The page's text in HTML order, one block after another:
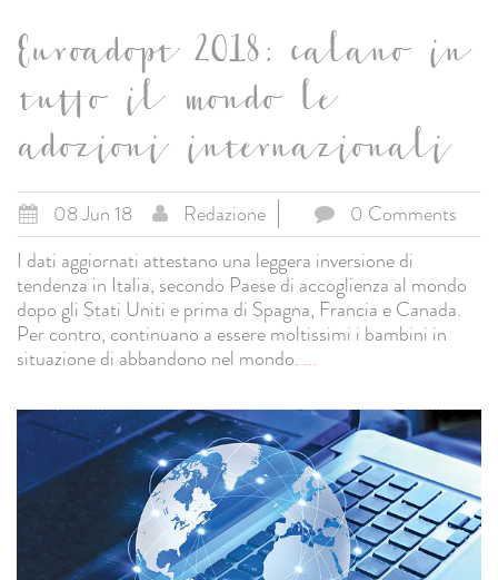
Euroadopt 2018: calano in
tutto il mondo le
adozioni internazionali
08 Jun 18 Redazione
0 Comments
I dati aggiornati attestano una leggera inversione di
tendenza in Italia, secondo Paese di accoglienza al mondo
dopo gli Stati Uniti e prima di Spagna, Francia e Canada.
Per contro, continuano a essere moltissimi i bambini in
situazione di abbandono nel mondo. ...